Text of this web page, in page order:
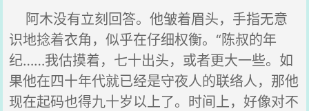
阿木没有立刻回答。他皱着眉头，手指无意
识地捻着衣角，似乎在仔细权衡。“陈叔的年
纪……我估摸着，七十出头，或者更大一些。如
果他在四十年代就已经是守夜人的联络人，那他
现在起码也得九十岁以上了。时间上，好像对不